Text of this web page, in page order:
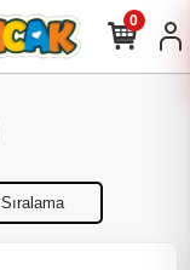
0
Sıralama